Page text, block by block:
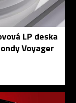
LP deska
Voyager